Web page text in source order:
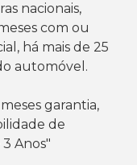
nacionais,
com ou
há mais de 25
automóvel.
garantia,
de
Anos"